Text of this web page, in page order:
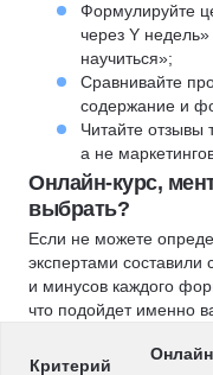
Формулируйте
через Y
научиться»;
Сравнивайте
содержание и
Читайте отзывы
а не
Онлайн-курс,
выбрать?
Если не можете
экспертами составили
и минусов каждого
что подойдет именно
Критерий